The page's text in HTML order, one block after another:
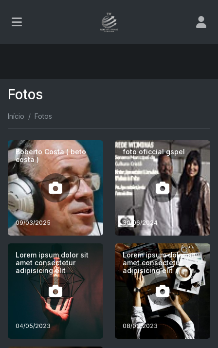
Fotos
Início Fotos
Boberto Costa ( beto
costa )
09/03/2025
foto oficcial gspel
30/06/2024
Lorem ipsum dolor sit
amet consectetur
adipisicing elit
04/05/2023
Lorem ipsum dolor sit
amet consectetur
adipisicing elit
08/03/2023